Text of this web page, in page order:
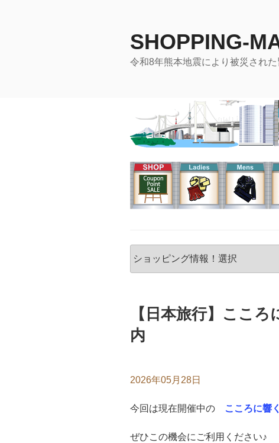
SHOPPING-
令和8年熊本地震により被災され
【日本旅行】ここ
内
2026年05月28日
今回は現在開催中の こころに響
ぜひこの機会にご利用ください♪